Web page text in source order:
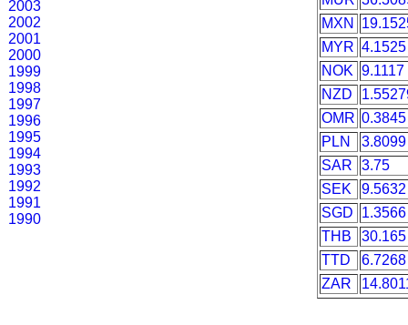
2003
2002
2001
2000
1999
1998
1997
1996
1995
1994
1993
1992
1991
1990
MXN
MYR 4.1525
NOK 9.1117
NZD
OMR 0.3845
PLN
3.8099
SAR
3.75
SEK
9.5632
SGD
1.3566
THB
30.165
TTD
6.7268
ZAR